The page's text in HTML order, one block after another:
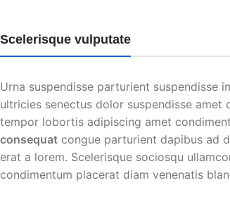
Scelerisque vulputate
Urna suspendisse parturient
ultricies senectus dolor suspendisse amet
tempor lobortis adipiscing amet
consequat congue parturient dapibus ad
erat a lorem. Scelerisque sociosqu
condimentum placerat diam venenatis